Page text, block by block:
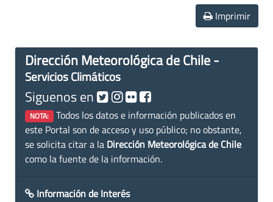
Imprimir
Dirección Meteorológica de Chile -
Servicios Climáticos
Siguenos en
NOTA: Todos los datos e información publicados en
este Portal son de acceso y uso público; no obstante,
se solicita citar a la Dirección Meteorológica de Chile
como la fuente de la información.
Información de Interés